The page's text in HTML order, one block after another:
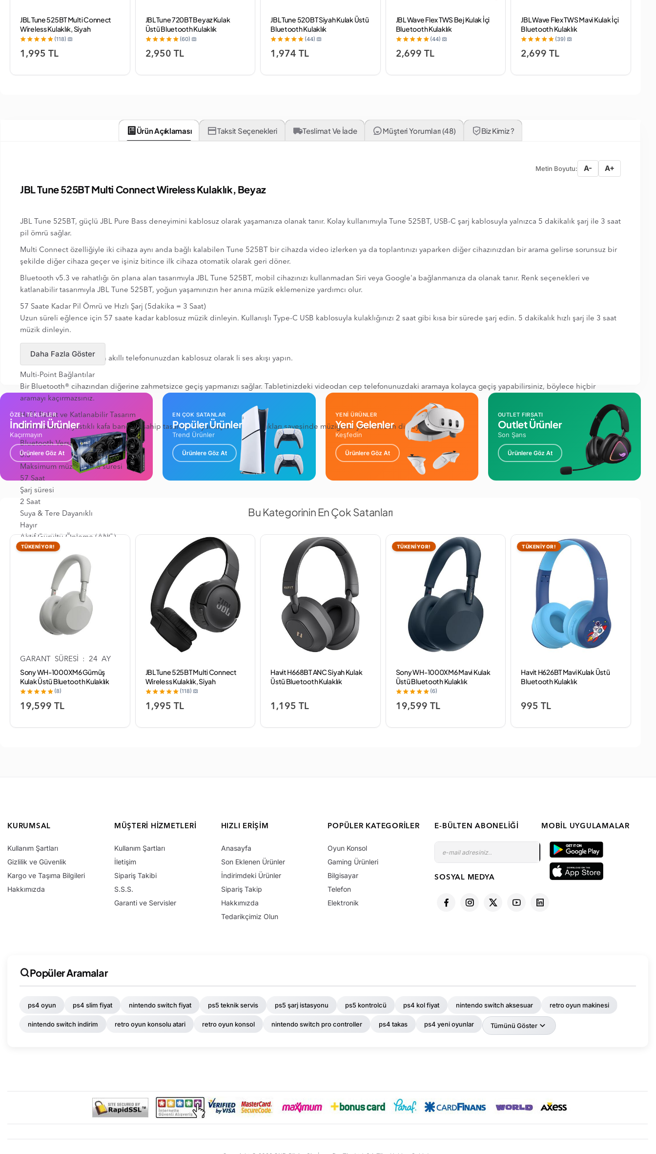
JBL Tune 525BT Multi Connect
Wireless Kulaklık, Siyah
(118)
1,995 TL
JBL Tune 720BT Beyaz Kulak
Üstü Bluetooth Kulaklık
(60)
2,950 TL
JBL Tune 520BT Siyah Kulak Üstü
Bluetooth Kulaklık
(44)
1,974 TL
JBL Wave Flex TWS Bej Kulak İçi
Bluetooth Kulaklık
(44)
2,699 TL
JBL Wave Flex TWS Mavi Kulak İçi
Bluetooth Kulaklık
(39)
2,699 TL
Ürün Açıklaması Taksit Seçenekleri Teslimat Ve İade Müşteri Yorumları (48) Biz Kimiz ?
Metin Boyutu: A- A+
JBL Tune 525BT Multi Connect Wireless Kulaklık, Beyaz
JBL Tune 525BT, güçlü JBL Pure Bass deneyimini kablosuz olarak yaşamanıza olanak tanır. Kolay kullanımıyla Tune 525BT, USB-C şarj kablosuyla yalnızca 5 dakikalık şarj ile 3 saat
pil ömrü sağlar.
Multi Connect özelliğiyle iki cihaza aynı anda bağlı kalabilen Tune 525BT bir cihazda video izlerken ya da toplantınızı yaparken diğer cihazınızdan bir arama gelirse sorunsuz bir
şekilde diğer cihaza geçer ve işiniz bitince ilk cihaza otomatik olarak geri döner.
Bluetooth v5.3 ve rahatlığı ön plana alan tasarımıyla JBL Tune 525BT, mobil cihazınızı kullanmadan Siri veya Google'a bağlanmanıza da olanak tanır. Renk seçenekleri ve
katlanabilir tasarımıyla JBL Tune 525BT, yoğun yaşamınızın her anına müzik eklemenize yardımcı olur.
57 Saate Kadar Pil Ömrü ve Hızlı Şarj (5dakika = 3 Saat)
Uzun süreli eğlence için 57 saate kadar kablosuz müzik dinleyin. Kullanışlı Type-C USB kablosuyla kulaklığınızı 2 saat gibi kısa bir sürede şarj edin. 5 dakikalık hızlı şarj ile 3 saat
müzik dinleyin.
Kablo dağınıklık olmadan akıllı telefonunuzdan kablosuz olarak li ses akışı yapın.
Multi-Point Bağlantılar
Bir Bluetooth® cihazından diğerine zahmetsizce geçiş yapmanızı sağlar. Tabletinizdeki videodan cep telefonunuzdaki aramaya kolayca geçiş yapabilirsiniz, böylece hiçbir
aramayı kaçırmazsınız.
Hafif, Rahat ve Katlanabilir Tasarım
Hafif malzeme, yastıklı kafa bandına sahip tasarımı ve yumuşak kulak yastıkları sayesinde müziğinizi yorulmadan dinleyin.
Bluetooth Versiyon
5.3
Maksimum müzik çalma süresi
57 Saat
Şarj süresi
2 Saat
Suya & Tere Dayanıklı
Hayır
Aktif Gürültü Önleme (ANC)
Yok
Kulaklık Tipi
Dokunmatik Kontrol
Çift Telefon Desteği
Müzik Dinleyebilme
GARANT SÜRESİ : 24 AY
Daha Fazla Göster
ÖZEL TEKLİFLER
İndirimli Ürünler
Kaçırmayın
Ürünlere Göz At
EN ÇOK SATANLAR
Popüler Ürünler
Trend Ürünler
Ürünlere Göz At
YENİ ÜRÜNLER
Yeni Gelenler
Keşfedin
Ürünlere Göz At
OUTLET FIRSATI
Outlet Ürünler
Son Şans
Ürünlere Göz At
Bu Kategorinin En Çok Satanları
TÜKENİYOR!
Sony WH-1000XM6 Gümüş
Kulak Üstü Bluetooth Kulaklık
(8)
19,599 TL
JBL Tune 525BT Multi Connect
Wireless Kulaklık, Siyah
(118)
1,995 TL
Havit H668BT ANC Siyah Kulak
Üstü Bluetooth Kulaklık
1,195 TL
TÜKENİYOR!
Sony WH-1000XM6 Mavi Kulak
Üstü Bluetooth Kulaklık
(6)
19,599 TL
TÜKENİYOR!
Havit H626BT Mavi Kulak Üstü
Bluetooth Kulaklık
995 TL
KURUMSAL
Kullanım Şartları
Gizlilik ve Güvenlik
Kargo ve Taşıma Bilgileri
Hakkımızda
MÜŞTERI HIZMETLERI
Kullanım Şartları
İletişim
Sipariş Takibi
S.S.S.
Garanti ve Servisler
HIZLI ERIŞIM
Anasayfa
Son Eklenen Ürünler
İndirimdeki Ürünler
Sipariş Takip
Hakkımızda
Tedarikçimiz Olun
POPÜLER KATEGORILER
Oyun Konsol
Gaming Ürünleri
Bilgisayar
Telefon
Elektronik
E-BÜLTEN ABONELIĞI
SOSYAL MEDYA
MOBIL UYGULAMALAR
Popüler Aramalar
ps4 oyun ps4 slim fiyat nintendo switch fiyat ps5 teknik servis ps5 şarj istasyonu ps5 kontrolcü ps4 kol fiyat nintendo switch aksesuar retro oyun makinesi
nintendo switch indirim retro oyun konsolu atari retro oyun konsol nintendo switch pro controller ps4 takas ps4 yeni oyunlar Tümünü Göster